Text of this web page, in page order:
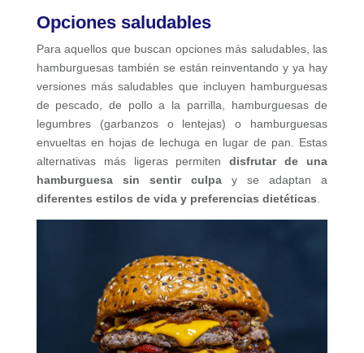
Opciones saludables
Para aquellos que buscan opciones más saludables, las
hamburguesas también se están reinventando y ya hay
versiones más saludables que incluyen hamburguesas
de pescado, de pollo a la parrilla, hamburguesas de
legumbres (garbanzos o lentejas) o hamburguesas
envueltas en hojas de lechuga en lugar de pan. Estas
alternativas más ligeras permitendisfrutar de una
hamburguesa sin sentir culpay se adaptan a
diferentes estilos de vida y preferencias dietéticas